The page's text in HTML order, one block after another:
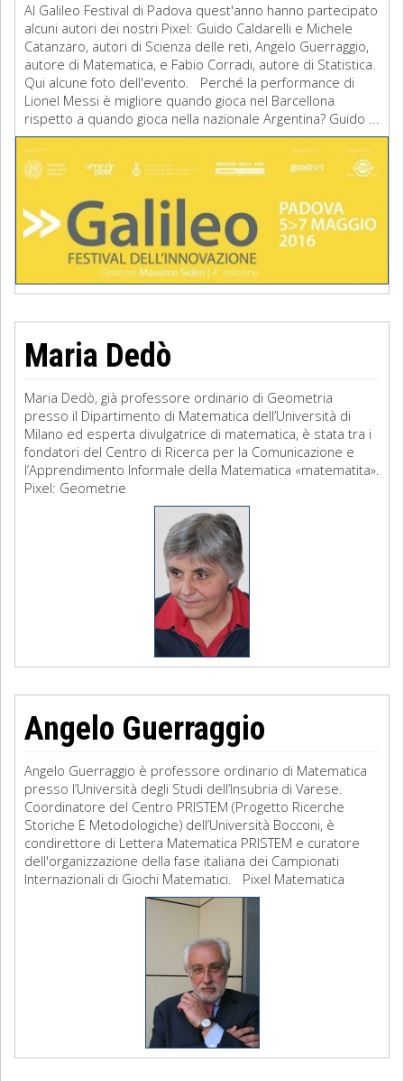
Al Galileo Festival di Padova quest'anno hanno partecipato
alcuni autori dei nostri Pixel: Guido Caldarelli e Michele
Catanzaro, autori di Scienza delle reti, Angelo Guerraggio,
autore di Matematica, e Fabio Corradi, autore di Statistica.
Qui alcune foto dell'evento. Perché la performance di
Lionel Messi è migliore quando gioca nel Barcellona
rispetto a quando gioca nella nazionale Argentina? Guido ...
Maria Dedò
Maria Dedò, già professore ordinario di Geometria
presso il Dipartimento di Matematica dell’Università di
Milano ed esperta divulgatrice di matematica, è stata tra i
fondatori del Centro di Ricerca per la Comunicazione e
l’Apprendimento Informale della Matematica «matematita».
Pixel: Geometrie
Angelo Guerraggio
Angelo Guerraggio è professore ordinario di Matematica
presso l’Università degli Studi dell’Insubria di Varese.
Coordinatore del Centro PRISTEM (Progetto Ricerche
Storiche E Metodologiche) dell’Università Bocconi, è
condirettore di Lettera Matematica PRISTEM e curatore
dell'organizzazione della fase italiana dei Campionati
Internazionali di Giochi Matematici. Pixel Matematica